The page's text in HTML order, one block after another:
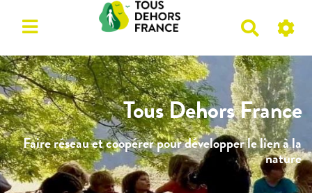
c
h
e
r
c
h
e
r
Tous Dehors France
Faire réseau et coopérer pour développer le lien à la
nature